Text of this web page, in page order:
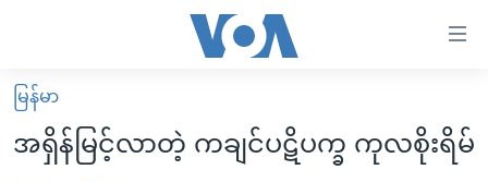
လွယ်ကူ
စေ
မူလစာမျက်နှာ
မြန်မာ
မြန်မာ
အရှိန်မြင့်လာတဲ့ ကချင်ပဋိပက္ခ ကုလစိုးရိမ်